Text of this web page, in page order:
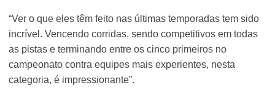
“Ver o que eles têm feito nas últimas temporadas tem sido
incrível. Vencendo corridas, sendo competitivos em todas
as pistas e terminando entre os cinco primeiros no
campeonato contra equipes mais experientes, nesta
categoria, é impressionante”.